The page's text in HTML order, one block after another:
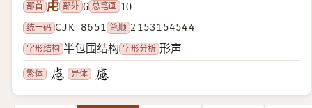
部首 虍 部外 6 总笔画 10
统一码 CJK 8651 笔顺 2153154544
字形结构 半包围结构 字形分析 形声
繁体 异体